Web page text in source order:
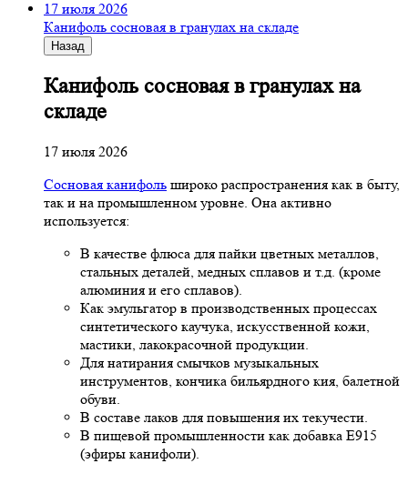
17 июля 2026
Канифоль сосновая в гранулах на складе
Назад
Канифоль сосновая в гранулах на
складе
17 июля 2026
Сосновая канифоль широко распространения как в быту,
так и на промышленном уровне. Она активно
используется:
В качестве флюса для пайки цветных металлов,
стальных деталей, медных сплавов и т.д. (кроме
алюминия и его сплавов).
Как эмульгатор в производственных процессах
синтетического каучука, искусственной кожи,
мастики, лакокрасочной продукции.
Для натирания смычков музыкальных
инструментов, кончика бильярдного кия, балетной
обуви.
В составе лаков для повышения их текучести.
В пищевой промышленности как добавка Е915
(эфиры канифоли).